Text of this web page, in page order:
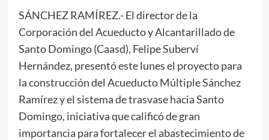
SÁNCHEZ RAMÍREZ.- El director de la
Corporación del Acueducto y Alcantarillado de
Santo Domingo (Caasd), Felipe Suberví
Hernández, presentó este lunes el proyecto para
la construcción del Acueducto Múltiple Sánchez
Ramírez y el sistema de trasvase hacia Santo
Domingo, iniciativa que calificó de gran
importancia para fortalecer el abastecimiento de